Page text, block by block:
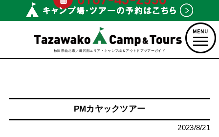
秋田県仙北市／田沢湖エリア・キャンプ場＆アウトドアツアーガイド
PMカヤックツアー
2023/8/21